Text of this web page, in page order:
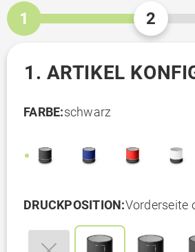
1 2
1. ARTIKEL
FARBE:schwarz
DRUCKPOSITION:Vorderseite